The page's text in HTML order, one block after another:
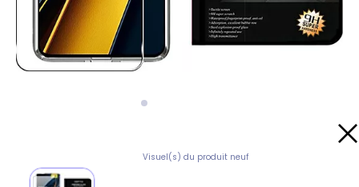
Visuel(s) du produit neuf